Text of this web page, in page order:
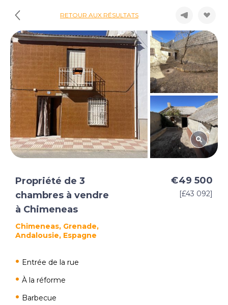
RETOUR AUX RÉSULTATS
Propriété de 3
chambres à vendre
à Chimeneas
Chimeneas, Grenade,
Andalousie, Espagne
€49 500
[£43 092]
Entrée de la rue
À la réforme
Barbecue